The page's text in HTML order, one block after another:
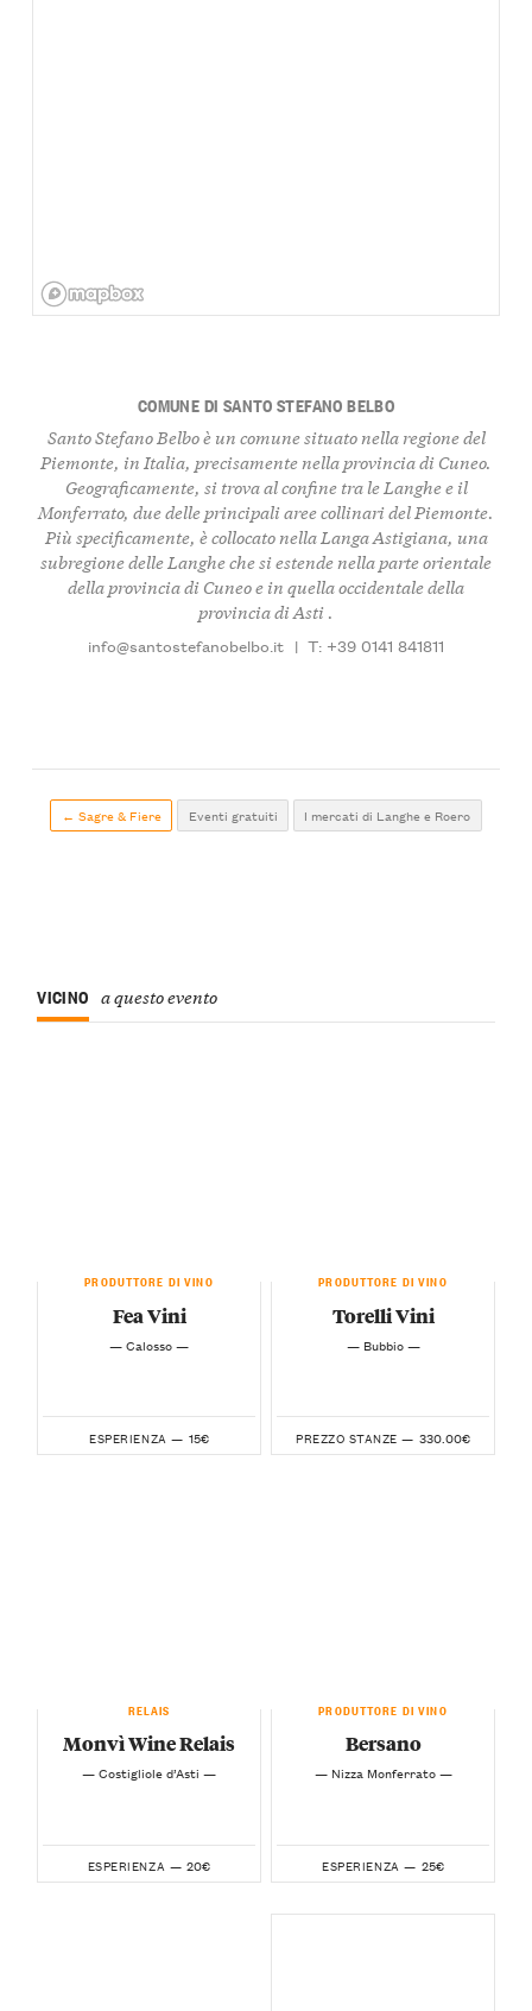
COMUNE DI SANTO STEFANO BELBO
Santo Stefano Belbo è un comune situato nella regione del
Piemonte, in Italia, precisamente nella provincia di Cuneo.
Geograficamente, si trova al confine tra le Langhe e il
Monferrato, due delle principali aree collinari del Piemonte.
Più specificamente, è collocato nellaLanga Astigiana, una
subregione delle Langhe che si estende nella parte orientale
della provincia di Cuneo e in quella occidentale della
provincia di Asti .
info@santostefanobelbo.it | T: +39 0141 841811
← Sagre & Fiere Eventi gratuiti I mercati di Langhe e Roero
VICINO a questo evento
PRODUTTORE DI VINO
Fea Vini
— Calosso —
ESPERIENZA — 15€
PRODUTTORE DI VINO
Torelli Vini
— Bubbio —
PREZZO STANZE — 330.00€
RELAIS
Monvì Wine Relais
— Costigliole d’Asti —
ESPERIENZA — 20€
PRODUTTORE DI VINO
Bersano
— Nizza Monferrato —
ESPERIENZA — 25€